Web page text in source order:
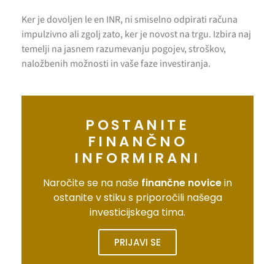
Ker je dovoljen le en INR, ni smiselno odpirati računa
impulzivno ali zgolj zato, ker je novost na trgu. Izbira naj
temelji na jasnem razumevanju pogojev, stroškov,
naložbenih možnosti in vaše faze investiranja.
POSTANITE
FINANČNO
INFORMIRANI
Naročite se na naše finančne novicein
ostanite v stiku s priporočili našega
investicijskega tima.
PRIJAVI SE